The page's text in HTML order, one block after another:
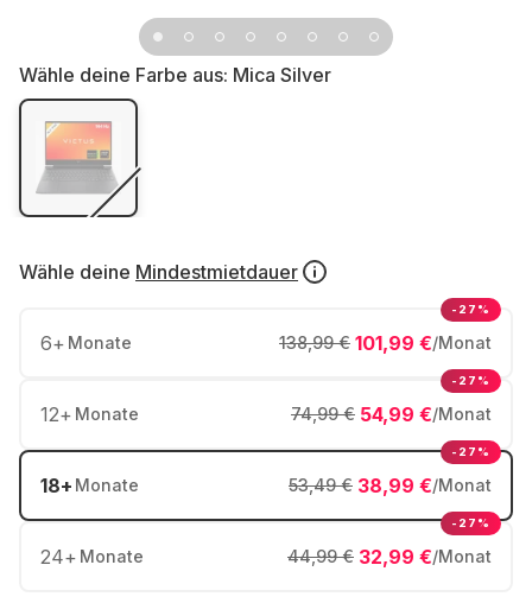
Wähle deine Farbe aus: Mica Silver
Wähle deine Mindestmietdauer
6+ Monate 101,99 €/Monat
138,99 €
-27%
12+ Monate 54,99 €/Monat
74,99 €
-27%
18+ Monate 38,99 €/Monat
53,49 €
-27%
24+ Monate 32,99 €/Monat
44,99 €
-27%